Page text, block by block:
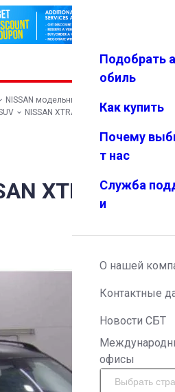
Избранн
Меню
Подобрать
обиль
Как купить
Почему
т нас
Служба
и
О нашей
Контактные
Новости СБТ
офисы
NISSAN модельный ряд
NISSAN XTRAIL
XTRAIL